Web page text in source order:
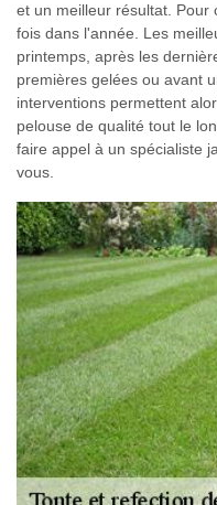
et un meilleur résultat. Pour
fois dans l'année. Les
printemps, après les
premières gelées ou avant
interventions permettent
pelouse de qualité tout le
faire appel à un spécialiste
vous.